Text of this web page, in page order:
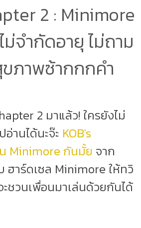
2 : Minimore
จำกัดอายุ ไม่ถาม
ภาพซ้ากกกคำ
2 มาแล้ว! ใครยังไม่
านได้นะจ๊ะ KOB's
Minimore กันมั้ย จาก
ฮาร์ดเซล Minimore ให้ทวิ
ชวนเพื่อนมาเล่นด้วยกันได้